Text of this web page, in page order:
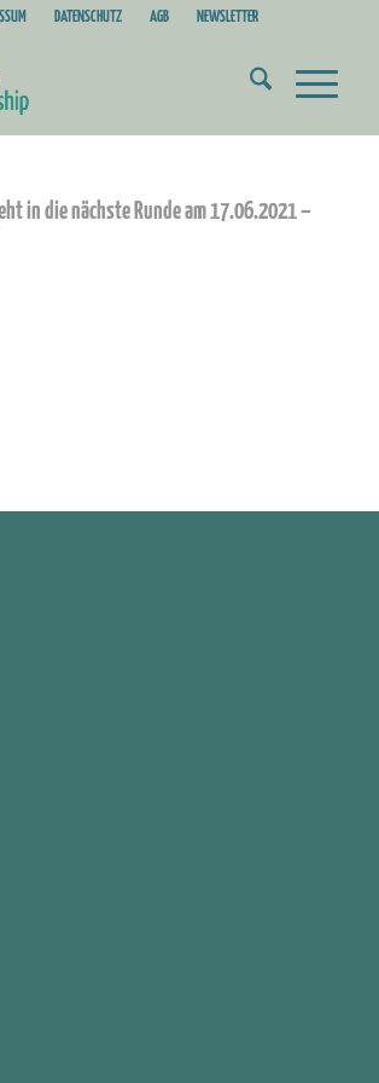
DATENSCHUTZ AGB NEWSLETTER
in die nächste Runde am 17.06.2021 –